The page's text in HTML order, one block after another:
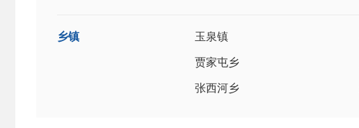
乡镇 玉泉镇
贾家屯乡
张西河乡